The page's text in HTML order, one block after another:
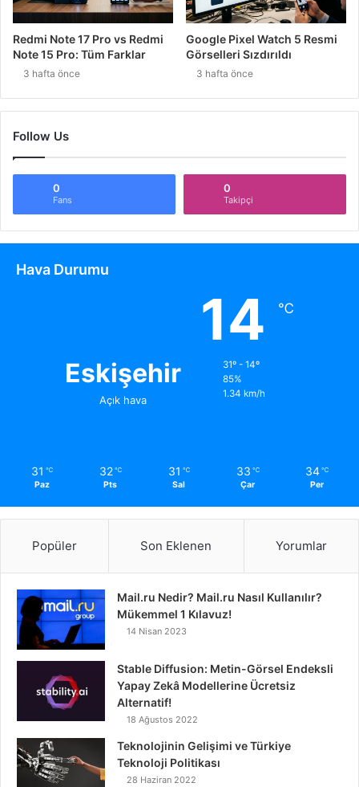
Redmi Note 17 Pro vs Redmi
Note 15 Pro: Tüm Farklar
3 hafta önce
Google Pixel Watch 5 Resmi
Görselleri Sızdırıldı
3 hafta önce
Follow Us
0
Fans
0
Takipçi
Hava Durumu
Eskişehir
Açık hava
14 ℃
31º - 14º
85%
1.34 km/h
31 ℃
Paz
32 ℃
Pts
31 ℃
Sal
33 ℃
Çar
34 ℃
Per
Popüler Son Eklenen Yorumlar
Mail.ru Nedir? Mail.ru Nasıl Kullanılır?
Mükemmel 1 Kılavuz!
14 Nisan 2023
Stable Diffusion: Metin-Görsel Endeksli
Yapay Zekâ Modellerine Ücretsiz
Alternatif!
18 Ağustos 2022
Teknolojinin Gelişimi ve Türkiye
Teknoloji Politikası
28 Haziran 2022